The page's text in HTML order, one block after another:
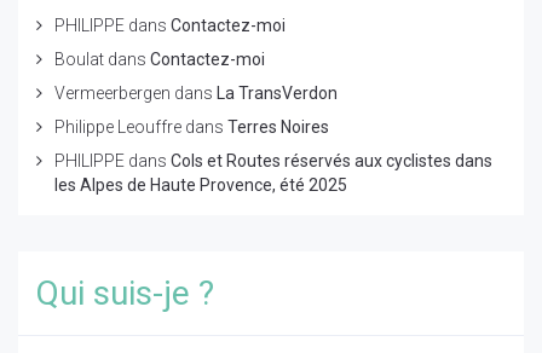
PHILIPPE dans Contactez-moi
Boulat dans Contactez-moi
Vermeerbergen dans
La TransVerdon
Philippe Leouffre dans Terres Noires
PHILIPPE dans Cols et Routes réservés aux cyclistes dans
les Alpes de Haute Provence, été 2025
Qui suis-je ?